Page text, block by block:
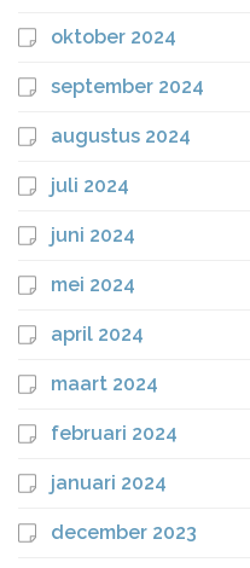
oktober 2024
september 2024
augustus 2024
juli 2024
juni 2024
mei 2024
april 2024
maart 2024
februari 2024
januari 2024
december 2023